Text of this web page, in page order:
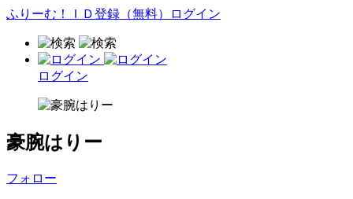
ふりーむ！ＩＤ登録（無料） ログイン
ログイン
豪腕はりー
フォロー